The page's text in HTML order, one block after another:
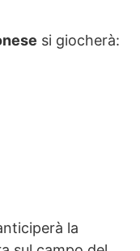
si giocherà:
la